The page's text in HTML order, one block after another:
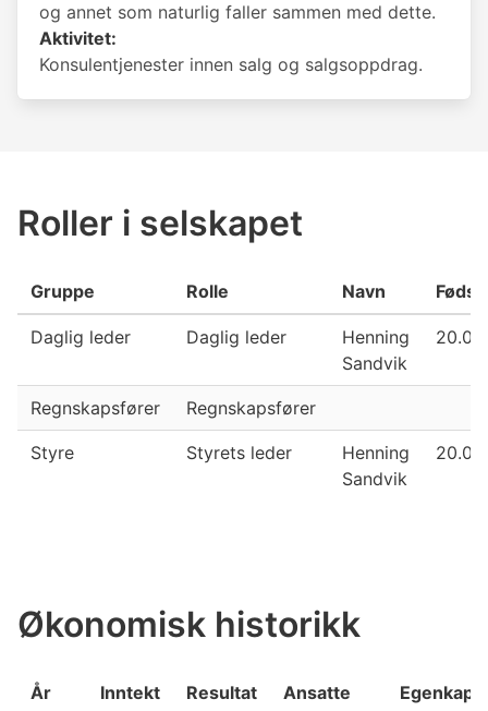
og annet som naturlig faller sammen med dette.
Aktivitet:
Konsulentjenester innen salg og salgsoppdrag.
Roller i selskapet
Gruppe Rolle Navn
Daglig leder Daglig leder
Henning
Sandvik
Regnskapsfører Regnskapsfører
Styre Styrets leder
Henning
Sandvik
Økonomisk historikk
År Inntekt Resultat Ansatte